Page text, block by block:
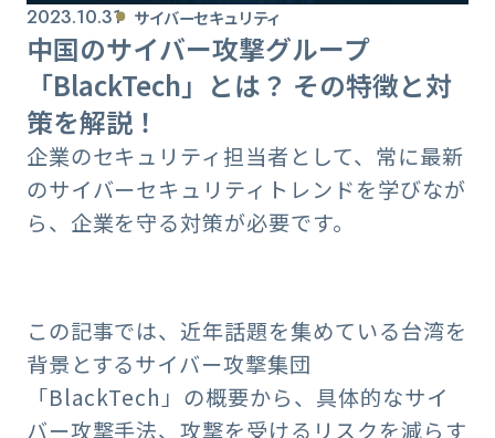
2023.10.31 サイバーセキュリティ
中国のサイバー攻撃グループ
「BlackTech」とは？ その特徴と対
策を解説！
企業のセキュリティ担当者として、常に最新
のサイバーセキュリティトレンドを学びなが
ら、企業を守る対策が必要です。
この記事では、近年話題を集めている台湾を
背景とするサイバー攻撃集団
「BlackTech」の概要から、具体的なサイ
バー攻撃手法、攻撃を受けるリスクを減らす